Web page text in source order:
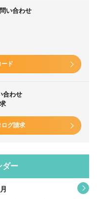
い合わせ
ド
合わせ
ログ請求
ダー
月